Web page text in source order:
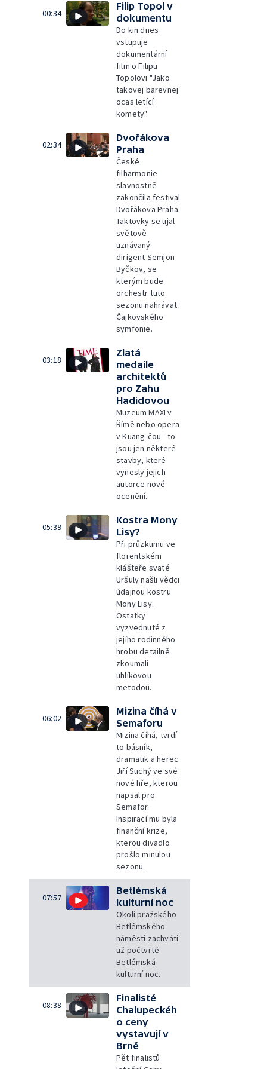
00:34
Filip Topol v
dokumentu
Do kin dnes
vstupuje
dokumentární
film o Filipu
Topolovi "Jako
takovej barevnej
ocas letící
komety".
02:34
Dvořákova
Praha
České
filharmonie
slavnostně
zakončila festival
Dvořákova Praha.
Taktovky se ujal
světově
uznávaný
dirigent Semjon
Byčkov, se
kterým bude
orchestr tuto
sezonu nahrávat
Čajkovského
symfonie.
03:18
Zlatá
medaile
architektů
pro Zahu
Hadidovou
Muzeum MAXI v
Římě nebo opera
v Kuang-čou - to
jsou jen některé
stavby, které
vynesly jejich
autorce nové
ocenění.
05:39
Kostra Mony
Lisy?
Při průzkumu ve
florentském
klášteře svaté
Uršuly našli vědci
údajnou kostru
Mony Lisy.
Ostatky
vyzvednuté z
jejího rodinného
hrobu detailně
zkoumali
uhlíkovou
metodou.
06:02
Mizina číhá v
Semaforu
Mizina číhá, tvrdí
to básník,
dramatik a herec
Jiří Suchý ve své
nové hře, kterou
napsal pro
Semafor.
Inspirací mu byla
finanční krize,
kterou divadlo
prošlo minulou
sezonu.
07:57
Betlémská
kulturní noc
Okolí pražského
Betlémského
náměstí zachvátí
už počtvrté
Betlémská
kulturní noc.
08:38
Finalisté
Chalupeckéh
o ceny
vystavují v
Brně
Pět finalistů